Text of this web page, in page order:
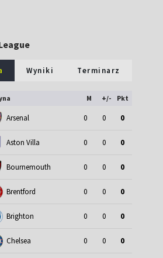
Wyniki Terminarz
M +/- Pkt
Arsenal 0 0 0
Aston Villa 0 0 0
Bournemouth 0 0 0
Brentford 0 0 0
Brighton 0 0 0
Chelsea 0 0 0